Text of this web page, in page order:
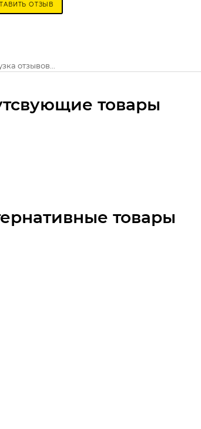
ОТЗЫВ
отзывов...
товары
товары